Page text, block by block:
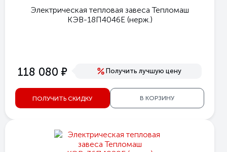
Электрическая тепловая завеса Тепломаш
КЭВ-18П4046E (нерж.)
118 080 е Получить лучшую цену
ПОЛУЧИТЬ СКИДКУ В КОРЗИНУ